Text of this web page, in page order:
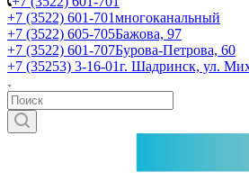
+7 (3522) 601-701многоканальный
+7 (3522) 605-705Бажова, 97
+7 (3522) 601-707Бурова-Петрова, 60
+7 (35253) 3-16-01г. Шадринск, ул.